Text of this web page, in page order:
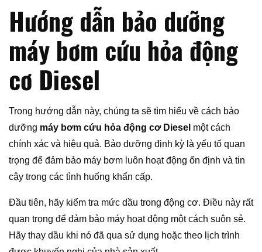
Hướng dẫn bảo dưỡng
máy bơm cứu hỏa động
cơ Diesel
Trong hướng dẫn này, chúng ta sẽ tìm hiểu về cách bảo
dưỡng máy bơm cứu hỏa động cơ Diesel một cách
chính xác và hiệu quả. Bảo dưỡng định kỳ là yếu tố quan
trọng để đảm bảo máy bơm luôn hoạt động ổn định và tin
cậy trong các tình huống khẩn cấp.
Đầu tiên, hãy kiểm tra mức dầu trong động cơ. Điều này rất
quan trọng để đảm bảo máy hoạt động một cách suôn sẻ.
Hãy thay dầu khi nó đã qua sử dụng hoặc theo lịch trình